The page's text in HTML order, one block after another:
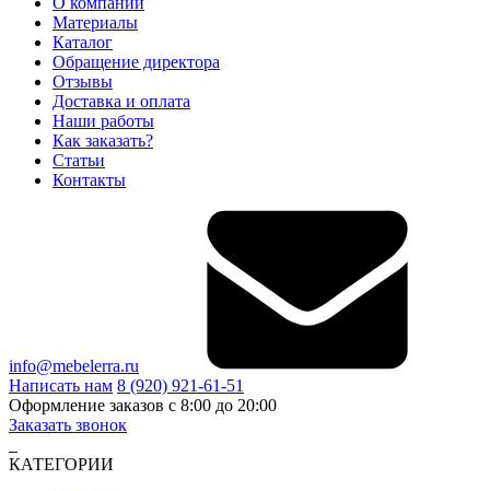
Материалы
Каталог
Обращение директора
Отзывы
Доставка и оплата
Наши работы
Как заказать?
Статьи
Контакты
info@mebelerra.ru
Написать нам 8 (920) 921-61-51
Оформление заказов с 8:00 до 20:00
Заказать звонок
КАТЕГОРИИ